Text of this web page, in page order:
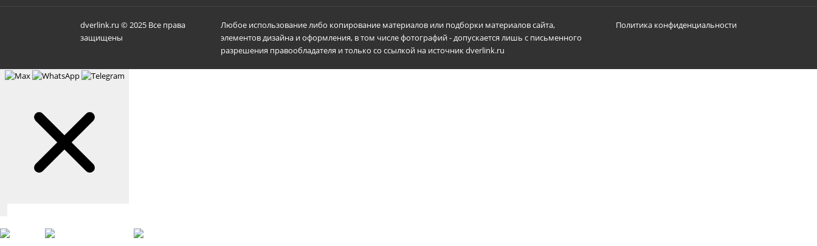
dverlink.ru © 2025 Все права
защищены
Любое использование либо копирование материалов или подборки материалов сайта,
элементов дизайна и оформления, в том числе фотографий - допускается лишь с письменного
разрешения правообладателя и только со ссылкой на источник dverlink.ru
Политика конфиденциальности